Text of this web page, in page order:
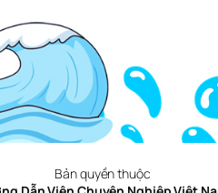
Bản quyền thuộc